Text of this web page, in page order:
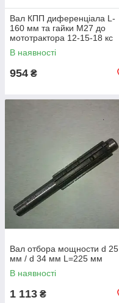
Вал КПП диференціала L-
160 мм та гайки М27 до
мототрактора 12-15-18 кс
В наявності
954 ₴
Вал отбора мощности d 25
мм / d 34 мм L=225 мм
В наявності
1 113 ₴